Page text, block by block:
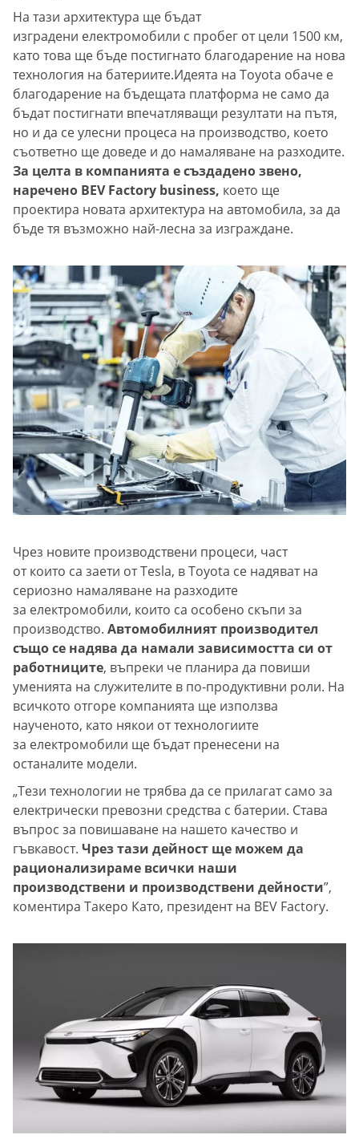
На тази архитектура ще бъдат
изградени електромобили с пробег от цели 1500 км,
като това ще бъде постигнато благодарение на нова
технология на батериите.Идеята на Toyota обаче е
благодарение на бъдещата платформа не само да
бъдат постигнати впечатляващи резултати на пътя,
но и да се улесни процеса на производство, което
съответно ще доведе и до намаляване на разходите.
За целта в компанията е създадено звено,
наречено BEV Factory business, което ще
проектира новата архитектура на автомобила, за да
бъде тя възможно най-лесна за изграждане.
Чрез новите производствени процеси, част
от които са заети от Tesla, в Toyota се надяват на
сериозно намаляване на разходите
за електромобили, които са особено скъпи за
производство. Автомобилният производител
също се надява да намали зависимостта си от
работниците, въпреки че планира да повиши
уменията на служителите в по-продуктивни роли. На
всичкото отгоре компанията ще използва
наученото, като някои от технологиите
за електромобили ще бъдат пренесени на
останалите модели.
„Тези технологии не трябва да се прилагат само за
електрически превозни средства с батерии. Става
въпрос за повишаване на нашето качество и
гъвкавост. Чрез тази дейност ще можем да
рационализираме всички наши
производствени и производствени дейности”,
коментира Такеро Като, президент на BEV Factory.